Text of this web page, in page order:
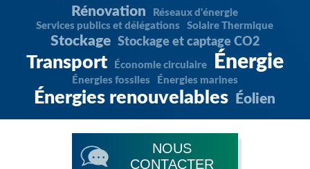
Rénovation
Réseaux d'énergie
Services publics et délégations
Solaire Thermique
Stockage Stockage et captage CO2
Transport Économie circulaire Énergie
Énergies fossiles Énergies marines
Énergies renouvelables Éolien
NOUS
CONTACTER